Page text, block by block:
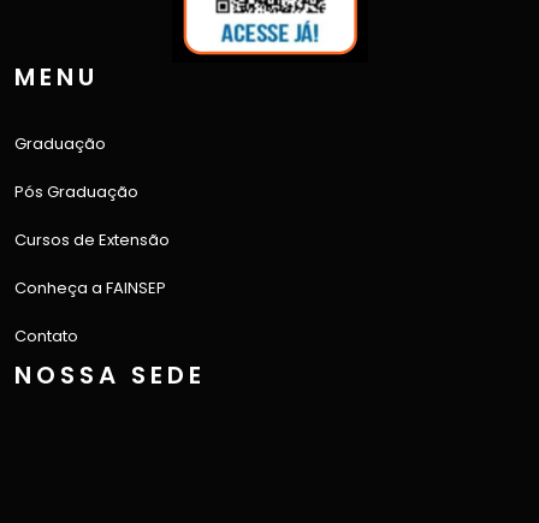
MENU
Graduação
Pós Graduação
Cursos de Extensão
Conheça a FAINSEP
Contato
NOSSA SEDE